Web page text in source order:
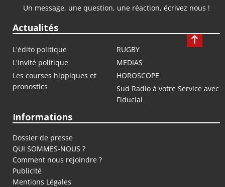
Un message, une question, une réaction, écrivez nous !
Actualités
L'édito politique
RUGBY
L'invité politique
MEDIAS
Les courses hippiques et
pronostics
HOROSCOPE
Sud Radio à votre Service avec
Fiducial
Informations
Dossier de presse
QUI SOMMES-NOUS ?
Comment nous rejoindre ?
Publicité
Mentions Légales